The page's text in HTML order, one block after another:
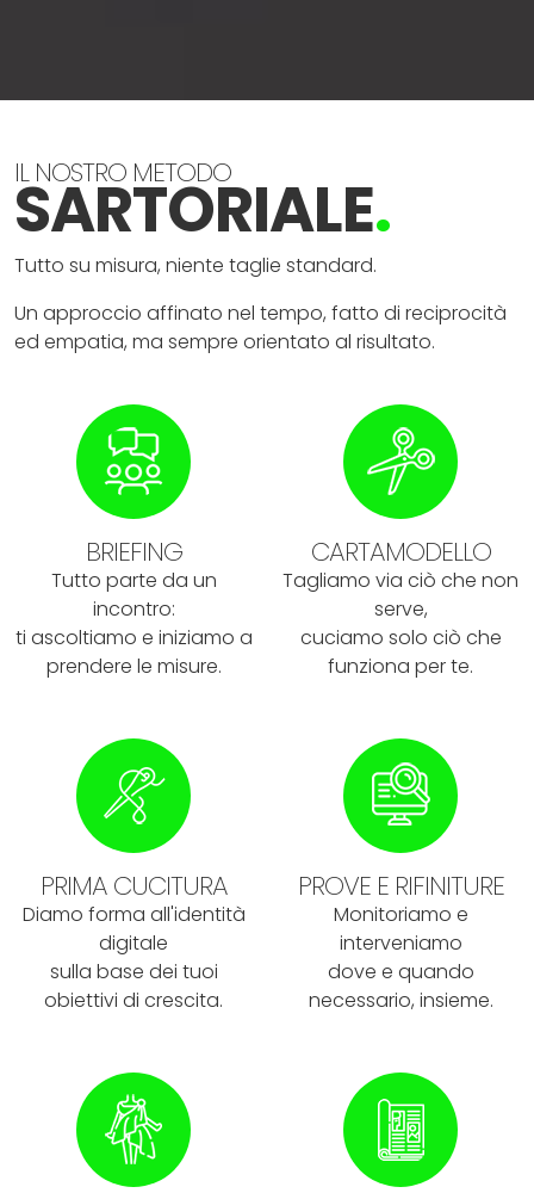
IL NOSTRO METODO
SARTORIALE.
Tutto su misura, niente taglie standard.
Un approccio affinato nel tempo, fatto di reciprocità
ed empatia, ma sempre orientato al risultato.
BRIEFING
Tutto parte da un
incontro:
ti ascoltiamo e iniziamo a
prendere le misure.
CARTAMODELLO
Tagliamo via ciò che non
serve,
cuciamo solo ciò che
funziona per te.
PRIMA CUCITURA
Diamo forma all'identità
digitale
sulla base dei tuoi
obiettivi di crescita.
PROVE E RIFINITURE
Monitoriamo e
interveniamo
dove e quando
necessario, insieme.